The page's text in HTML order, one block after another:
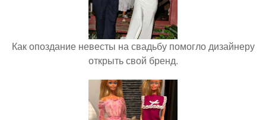
Как опоздание невесты на свадьбу помогло дизайнеру
открыть свой бренд.